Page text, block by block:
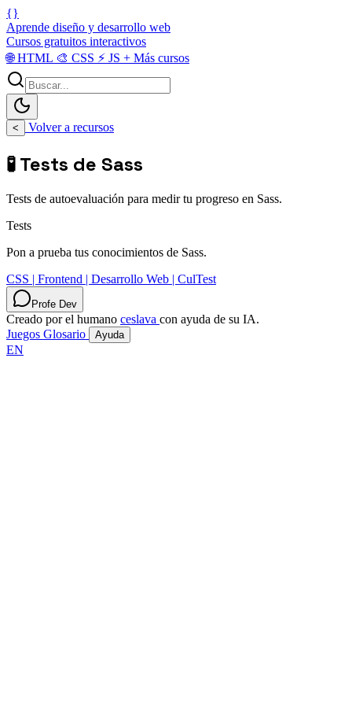
{}
Aprende diseño y desarrollo web
Cursos gratuitos interactivos
🌐HTML 🎨 CSS ⚡ JS + Más cursos
< Volver a recursos
🧪 Tests de Sass
Tests de autoevaluación para medir tu progreso en Sass.
Tests
Pon a prueba tus conocimientos de Sass.
CSS | Frontend | Desarrollo Web | CulTest
Profe Dev
Creado por el humano ceslava con ayuda de su IA.
Juegos Glosario Ayuda
EN